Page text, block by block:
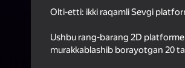
Olti-etti: ikki raqamli Sevgi
Ushbu rang-barang 2D
murakkablashib borayotgan 20